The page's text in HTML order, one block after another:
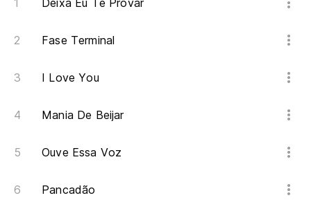
Deixa Eu Te Provar
Fase Terminal
I Love You
Mania De Beijar
Ouve Essa Voz
Pancadão